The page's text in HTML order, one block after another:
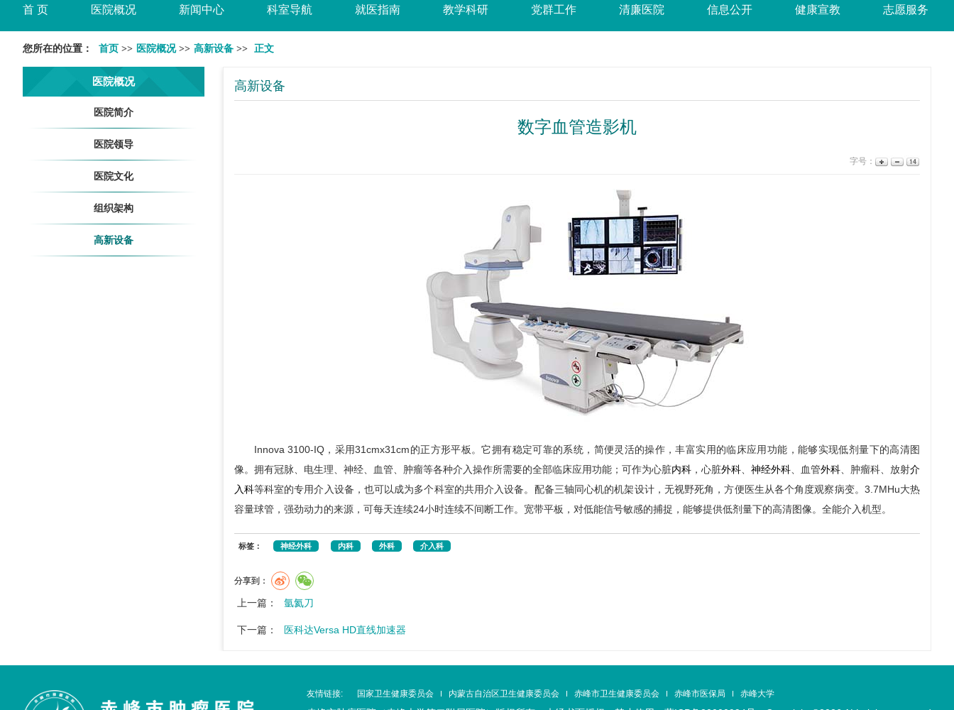
首 页 医院概况 新闻中心 科室导航 就医指南 教学科研 党群工作 清廉医院 信息公开 健康宣教 志愿服务
您所在的位置： 首页 >> 医院概况>> 高新设备 >> 正文
医院概况
医院简介
医院领导
医院文化
组织架构
高新设备
高新设备
数字血管造影机
字号：
Innova 3100-IQ，采用31cmx31cm的正方形平板。它拥有稳定可靠的系统，简便灵活的操作，丰富实用的临床应用功能，能够实现低剂量下的高清图
像。拥有冠脉、电生理、神经、血管、肿瘤等各种介入操作所需要的全部临床应用功能；可作为心脏内科，心脏外科、 神经外科、血管外科 、肿瘤科、放射介
入科等科室的专用介入设备，也可以成为多个科室的共用介入设备。配备三轴同心机的机架设计，无视野死角，方便医生从各个角度观察病变。3.7MHu大热
容量球管，强劲动力的来源，可每天连续24小时连续不间断工作。宽带平板，对低能信号敏感的捕捉，能够提供低剂量下的高清图像。全能介入机型。
标签： 神经外科 内科 外科 介入科
分享到：
上一篇： 氩氦刀
下一篇： 医科达Versa HD直线加速器
友情链接: 国家卫生健康委员会 内蒙古自治区卫生健康委员会 赤峰市卫生健康委员会 赤峰市医保局 赤峰大学